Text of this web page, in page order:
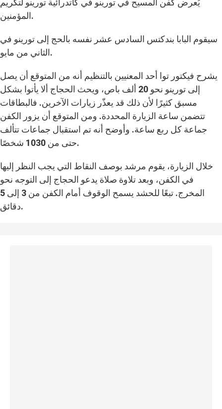
يُعرض كفن المسيح في تورينو في كاتدرائية تورينو لتكريم
المؤمنين.
سيقوم البابا بندكتس السادس عشر نفسه بالحج إلى تورينو في
الثاني من مايو.
يشرح فيكتور توا أحد المعنيين بالتنظيم أنه من المتوقع أن يصل
إلى تورينو نحو 20 ألف باص، ويحث الحجاج ألا يأتوا بشكل
مسبق كثيرًا لأن ذلك قد يعذّر زيارات الآخرين. فالبطاقات
تتضمن ساعة الزيارة المحددة. ومن المتوقع أن يزور الكفن
جماعة كل ربع ساعة. وأوضح أنه تم استقبال جماعات تتألف
حتى من 1030 شخصًا.
خلال الزيارة، يقوم مرشد بوصف النقاط التي يجب النظر إليها
في الكفن، وبعد تلاوة صلاة يدعو الحجاج إلى التوجه نحو
المخرج. تبعًا للحشد يسمح الوقوف أمام الكفن من 3 إلى 5
دقائق.